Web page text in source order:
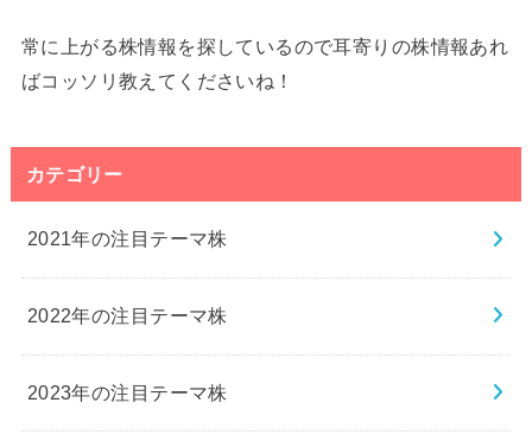
常に上がる株情報を探しているので耳寄りの株情報あれ
ばコッソリ教えてくださいね！
カテゴリー
2021年の注目テーマ株
2022年の注目テーマ株
2023年の注目テーマ株